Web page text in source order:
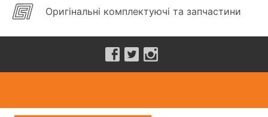
Оригінальні комплектуючі та запчастини